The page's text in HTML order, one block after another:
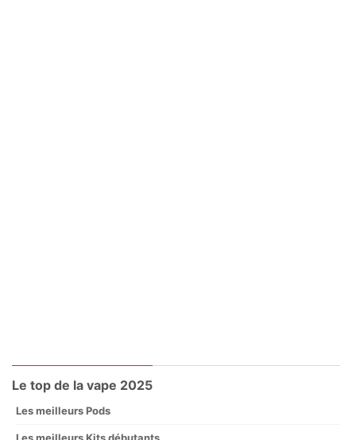
Le top de la vape 2025
Les meilleurs Pods
Les meilleurs Kits débutants